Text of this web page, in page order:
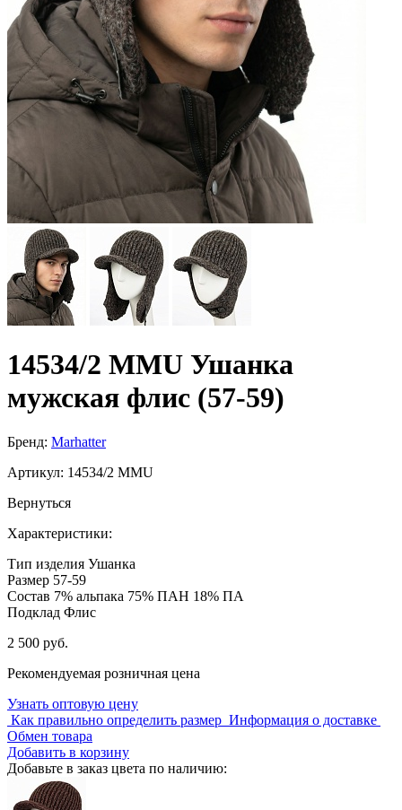
14534/2 MMU Ушанка
мужская флис (57-59)
Бренд: Marhatter
Артикул: 14534/2 MMU
Вернуться
Характеристики:
Тип изделия Ушанка
Размер 57-59
Состав 7% альпака 75% ПАН 18% ПА
Подклад Флис
2 500 руб.
Рекомендуемая розничная цена
Узнать оптовую цену
Как правильно определить размер Информация о доставке
Обмен товара
Добавить в корзину
Добавьте в заказ цвета по наличию: